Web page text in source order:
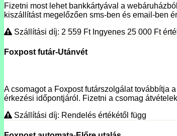
Fizetni most lehet bankkártyával a
kiszállítást megelőzően sms-ben és email-ben
Szállítási díj: 2 559 Ft Ingyenes 25 000 Ft
Foxpost futár-Utánvét
A csomagot a Foxpost futárszolgálat továbbítja
érkezési időpontjáról. Fizetni a csomag
Szállítási díj: Rendelés értékétől függ